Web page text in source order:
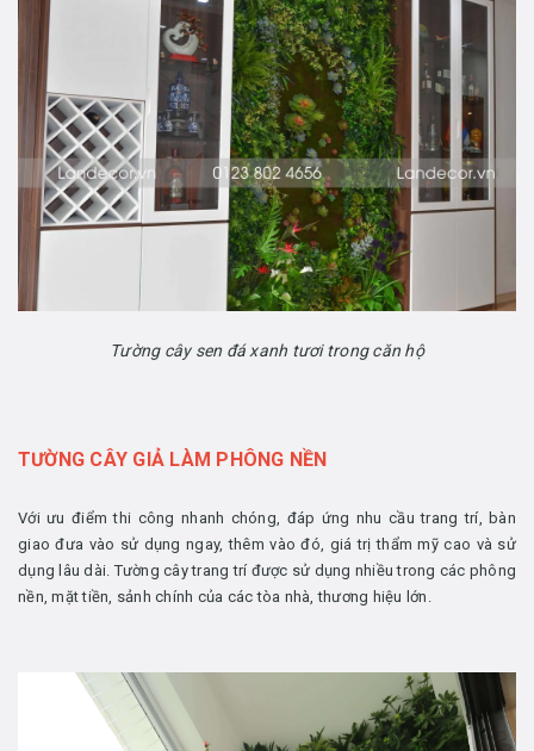
Tường cây sen đá xanh tươi trong căn hộ
TƯỜNG CÂY GIẢ LÀM PHÔNG NỀN
Với ưu điểm thi công nhanh chóng, đáp ứng nhu cầu trang trí, bàn
giao đưa vào sử dụng ngay, thêm vào đó, giá trị thẩm mỹ cao và sử
dụng lâu dài. Tường cây trang trí được sử dụng nhiều trong các phông
nền, mặt tiền, sảnh chính của các tòa nhà, thương hiệu lớn.